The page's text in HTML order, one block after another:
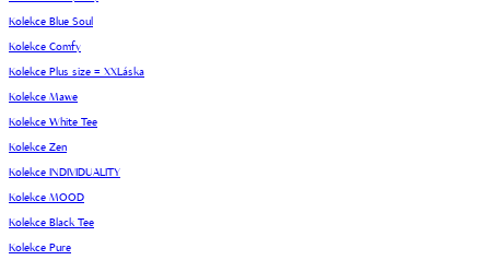
Kolekce Blue Soul
Kolekce Comfy
Kolekce Plus size = XXLáska
Kolekce Mawe
Kolekce White Tee
Kolekce Zen
Kolekce INDIVIDUALITY
Kolekce MOOD
Kolekce Black Tee
Kolekce Pure